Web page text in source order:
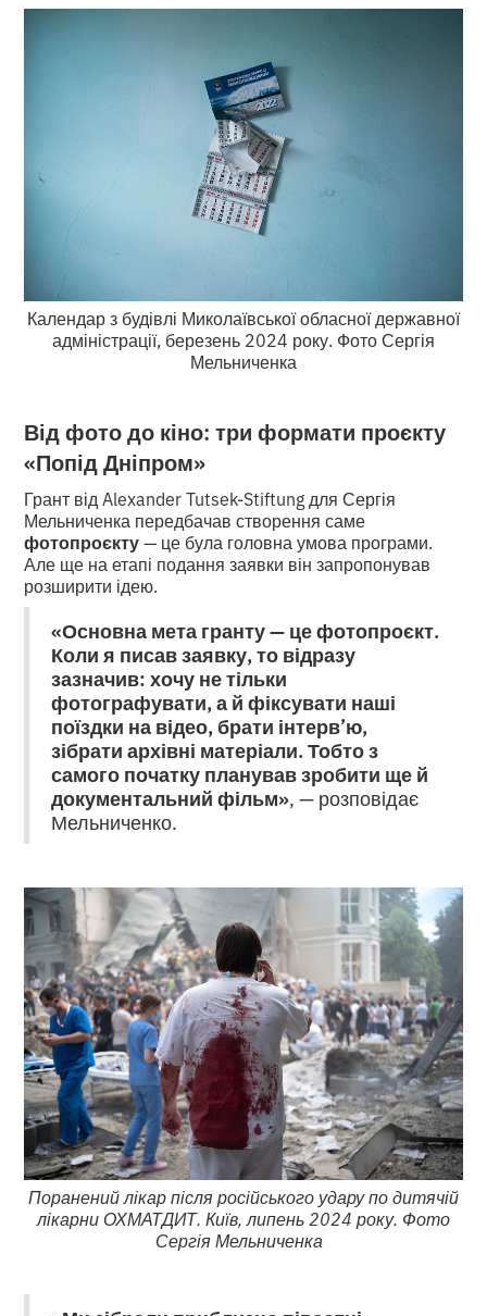
Календар з будівлі Миколаївської обласної державної
адміністрації, березень 2024 року. Фото Сергія
Мельниченка
Від фото до кіно: три формати проєкту
«Попід Дніпром»
Грант від Alexander Tutsek-Stiftung для Сергія
Мельниченка передбачав створення саме
фотопроєкту— це була головна умова програми.
Але ще на етапі подання заявки він запропонував
розширити ідею.
«Основна мета гранту — це фотопроєкт.
Коли я писав заявку, то відразу
зазначив: хочу не тільки
фотографувати, а й фіксувати наші
поїздки на відео, брати інтерв’ю,
зібрати архівні матеріали. Тобто з
самого початку планував зробити ще й
документальний фільм», — розповідає
Мельниченко.
Поранений лікар після російського удару по дитячій
лікарни ОХМАТДИТ. Київ, липень 2024 року. Фото
Сергія Мельниченка